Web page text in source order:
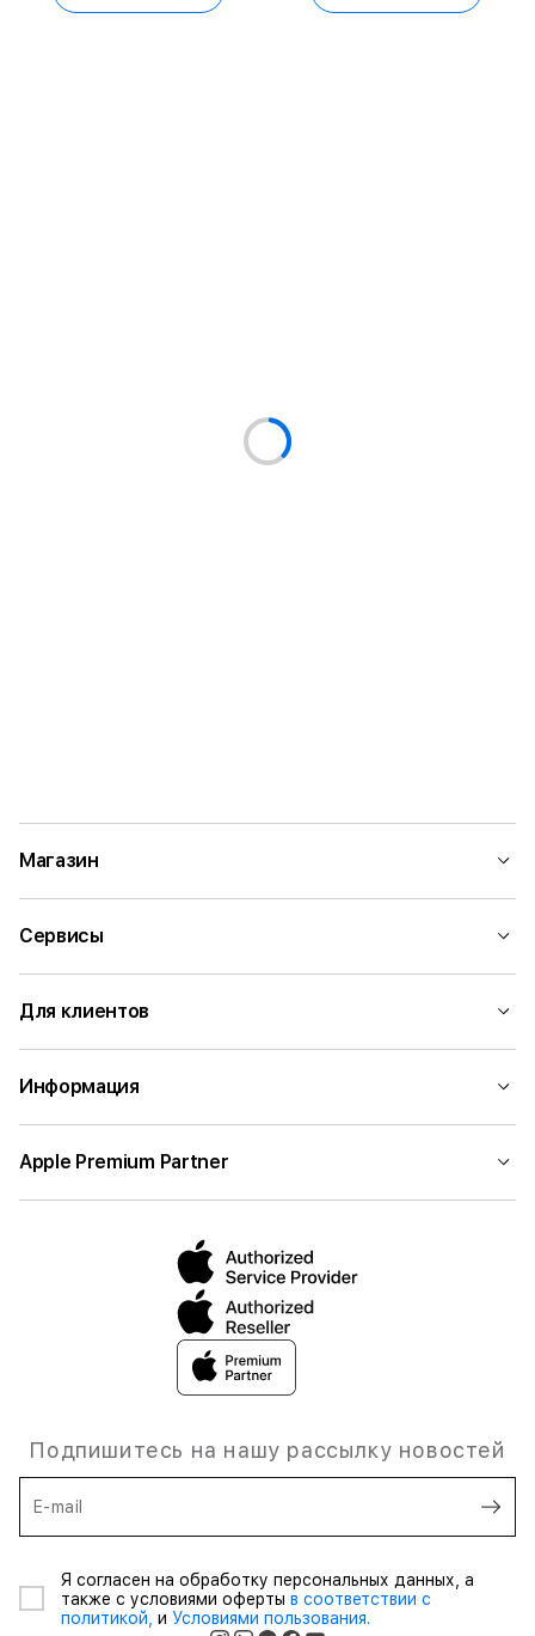
Магазин
Сервисы
Для клиентов
Информация
Apple Premium Partner
Подпишитесь на нашу рассылку новостей
E-mail
Я согласен на обработку персональных данных, а
также с условиями оферты в соответствии с
политикой, и Условиями пользования.